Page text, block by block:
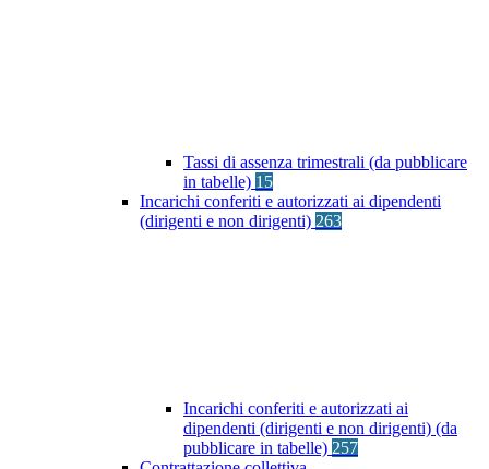
Tassi di assenza trimestrali (da pubblicare
in tabelle) 15
Incarichi conferiti e autorizzati ai dipendenti
(dirigenti e non dirigenti) 263
Incarichi conferiti e autorizzati ai
dipendenti (dirigenti e non dirigenti) (da
pubblicare in tabelle) 257